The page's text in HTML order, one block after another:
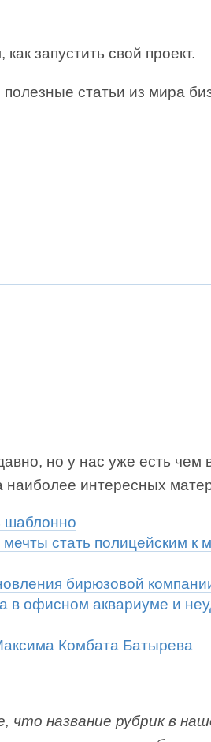
запустить свой проект.
статьи из мира
но у нас уже есть чем
наиболее интересных
шаблонно
стать полицейским к
бирюзовой
в офисном аквариуме и
Комбата Батырева
что название рубрик в